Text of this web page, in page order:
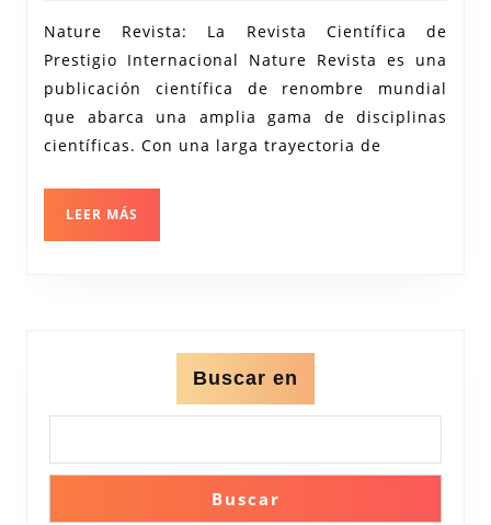
Nature
Revista,
Líder
en
Nature Revista: La Revista Científica de
Prestigio Internacional Nature Revista es una
publicación científica de renombre mundial
que abarca una amplia gama de disciplinas
científicas. Con una larga trayectoria de
LEER MÁS
Buscar en
Buscar